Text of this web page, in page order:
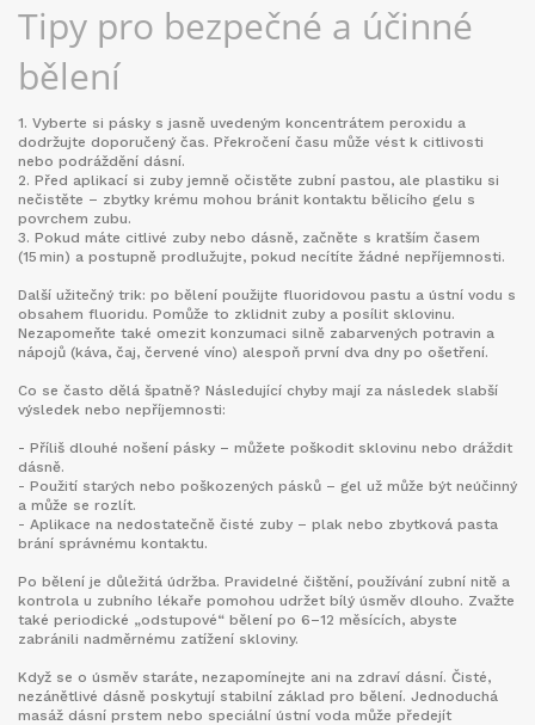
Tipy pro bezpečné a účinné
bělení
1. Vyberte si pásky s jasně uvedeným koncentrátem peroxidu a
dodržujte doporučený čas. Překročení času může vést k citlivosti
nebo podráždění dásní.
2. Před aplikací si zuby jemně očistěte zubní pastou, ale plastiku si
nečistěte – zbytky krému mohou bránit kontaktu bělicího gelu s
povrchem zubu.
3. Pokud máte citlivé zuby nebo dásně, začněte s kratším časem
(15 min) a postupně prodlužujte, pokud necítíte žádné nepříjemnosti.
Další užitečný trik: po bělení použijte fluoridovou pastu a ústní vodu s
obsahem fluoridu. Pomůže to zklidnit zuby a posílit sklovinu.
Nezapomeňte také omezit konzumaci silně zabarvených potravin a
nápojů (káva, čaj, červené víno) alespoň první dva dny po ošetření.
Co se často dělá špatně? Následující chyby mají za následek slabší
výsledek nebo nepříjemnosti:
- Příliš dlouhé nošení pásky – můžete poškodit sklovinu nebo dráždit
dásně.
- Použití starých nebo poškozených pásků – gel už může být neúčinný
a může se rozlít.
- Aplikace na nedostatečně čisté zuby – plak nebo zbytková pasta
brání správnému kontaktu.
Po bělení je důležitá údržba. Pravidelné čištění, používání zubní nitě a
kontrola u zubního lékaře pomohou udržet bílý úsměv dlouho. Zvažte
také periodické „odstupové“ bělení po 6–12 měsících, abyste
zabránili nadměrnému zatížení skloviny.
Když se o úsměv staráte, nezapomínejte ani na zdraví dásní. Čisté,
nezánětlivé dásně poskytují stabilní základ pro bělení. Jednoduchá
masáž dásní prstem nebo speciální ústní voda může předejít